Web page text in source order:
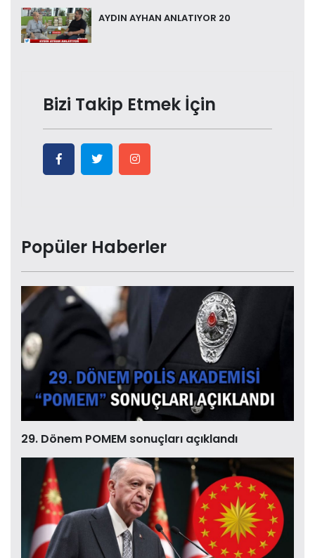
AYDIN AYHAN ANLATIYOR 20
Bizi Takip Etmek İçin
Popüler Haberler
29. Dönem POMEM sonuçları açıklandı